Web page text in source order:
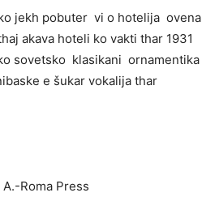
jekh pobuter vi o hotelija ovena
akava hoteli ko vakti thar 1931
sovetsko klasikani ornamentika
e šukar vokalija thar
Roma Press